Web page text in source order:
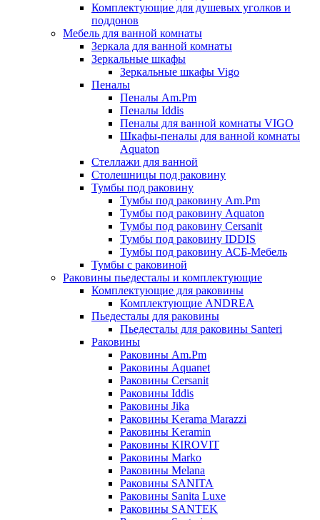
Комплектующие для душевых уголков и
поддонов
Мебель для ванной комнаты
Зеркала для ванной комнаты
Зеркальные шкафы
Зеркальные шкафы Vigo
Пеналы
Пеналы Am.Pm
Пеналы Iddis
Пеналы для ванной комнаты VIGO
Шкафы-пеналы для ванной комнаты
Aquaton
Стеллажи для ванной
Столешницы под раковину
Тумбы под раковину
Тумбы под раковину Am.Pm
Тумбы под раковину Aquaton
Тумбы под раковину Cersanit
Тумбы под раковину IDDIS
Тумбы под раковину АСБ-Мебель
Тумбы с раковиной
Раковины пьедесталы и комплектующие
Комплектующие для раковины
Комплектующие ANDREA
Пьедесталы для раковины
Пьедесталы для раковины Santeri
Раковины
Раковины Am.Pm
Раковины Aquanet
Раковины Cersanit
Раковины Iddis
Раковины Jika
Раковины Kerama Marazzi
Раковины Keramin
Раковины KIROVIT
Раковины Marko
Раковины Melana
Раковины SANITA
Раковины Sanita Luxe
Раковины SANTEK